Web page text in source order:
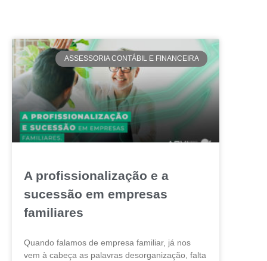
ASSESSORIA CONTÁBIL E FINANCEIRA
A profissionalização e a
sucessão em empresas
familiares
Quando falamos de empresa familiar, já nos
vem à cabeça as palavras desorganização, falta